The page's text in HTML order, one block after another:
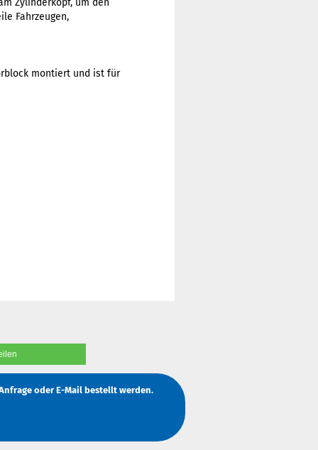
Zylinderkopf, um den
Fahrzeugen,
montiert und ist für
oderE-Mailbestellt werden.